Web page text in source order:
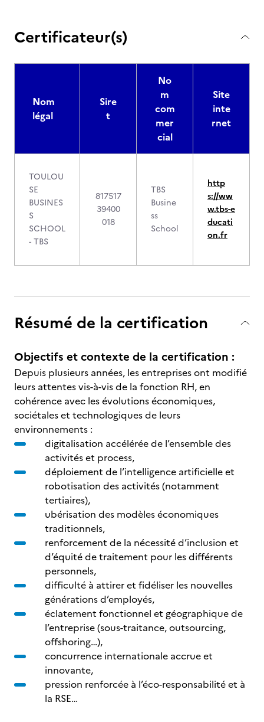
Certificateur(s)
Nom
légal
Sire
t
No
m
com
mer
cial
Site
inte
rnet
TOULOU
SE
BUSINES
S
SCHOOL
- TBS
817517
39400
018
TBS
Busine
ss
School
http
s://ww
w.tbs-e
ducati
on.fr
Résumé de la certification
Objectifs et contexte de la certification :
Depuis plusieurs années, les entreprises ont modifié
leurs attentes vis-à-vis de la fonction RH, en
cohérence avec les évolutions économiques,
sociétales et technologiques de leurs
environnements :
digitalisation accélérée de l’ensemble des
activités et process,
déploiement de l’intelligence artificielle et
robotisation des activités (notamment
tertiaires),
ubérisation des modèles économiques
traditionnels,
renforcement de la nécessité d’inclusion et
d’équité de traitement pour les différents
personnels,
difficulté à attirer et fidéliser les nouvelles
générations d’employés,
éclatement fonctionnel et géographique de
l’entreprise (sous-traitance, outsourcing,
offshoring…),
concurrence internationale accrue et
innovante,
pression renforcée à l’éco-responsabilité et à
la RSE…